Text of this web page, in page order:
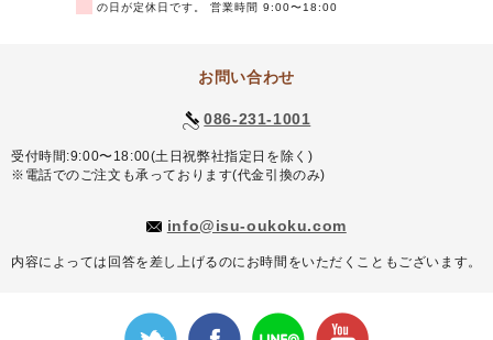
の日が定休日です。 営業時間 9:00〜18:00
お問い合わせ
086-231-1001
受付時間:9:00〜18:00(土日祝弊社指定日を除く)
※電話でのご注文も承っております(代金引換のみ)
info@isu-oukoku.com
内容によっては回答を差し上げるのにお時間をいただくこともございます。